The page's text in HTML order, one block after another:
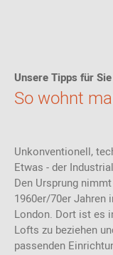
Unsere Tipps für Sie
So wohnt
Unkonventionell,
Etwas - der
Den Ursprung
1960er/70er Jahren
London. Dort ist es
Lofts zu beziehen
passenden